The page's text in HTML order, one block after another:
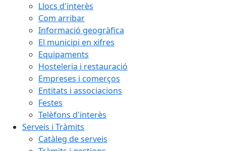
Llocs d'interès
Com arribar
Informació geogràfica
El municipi en xifres
Equipaments
Hosteleria i restauració
Empreses i comerços
Entitats i associacions
Festes
Telèfons d'interès
Serveis i Tràmits
Catàleg de serveis